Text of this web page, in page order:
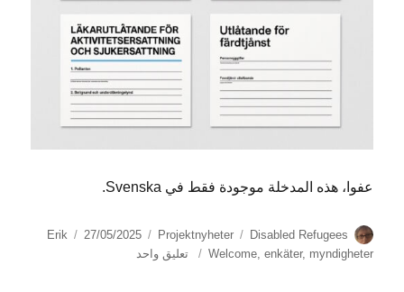
عفوا، هذه المدخلة موجودة فقط في Svenska.
الكاتب Erik
نُشرت 27/05/2025
التصنيفات Projektnyheter
الوسوم Disabled Refugees
Welcome, enkäter, myndigheter تعليق واحد